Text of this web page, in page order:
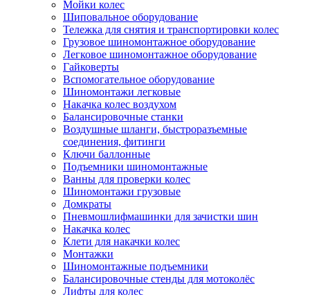
Мойки колес
Шиповальное оборудование
Тележка для снятия и транспортировки колес
Грузовое шиномонтажное оборудование
Легковое шиномонтажное оборудование
Гайковерты
Вспомогательное оборудование
Шиномонтажи легковые
Накачка колес воздухом
Балансировочные станки
Воздушные шланги, быстроразъемные
соединения, фитинги
Ключи баллонные
Подъемники шиномонтажные
Ванны для проверки колес
Шиномонтажи грузовые
Домкраты
Пневмошлифмашинки для зачистки шин
Накачка колес
Клети для накачки колес
Монтажки
Шиномонтажные подъемники
Балансировочные стенды для мотоколёс
Лифты для колес